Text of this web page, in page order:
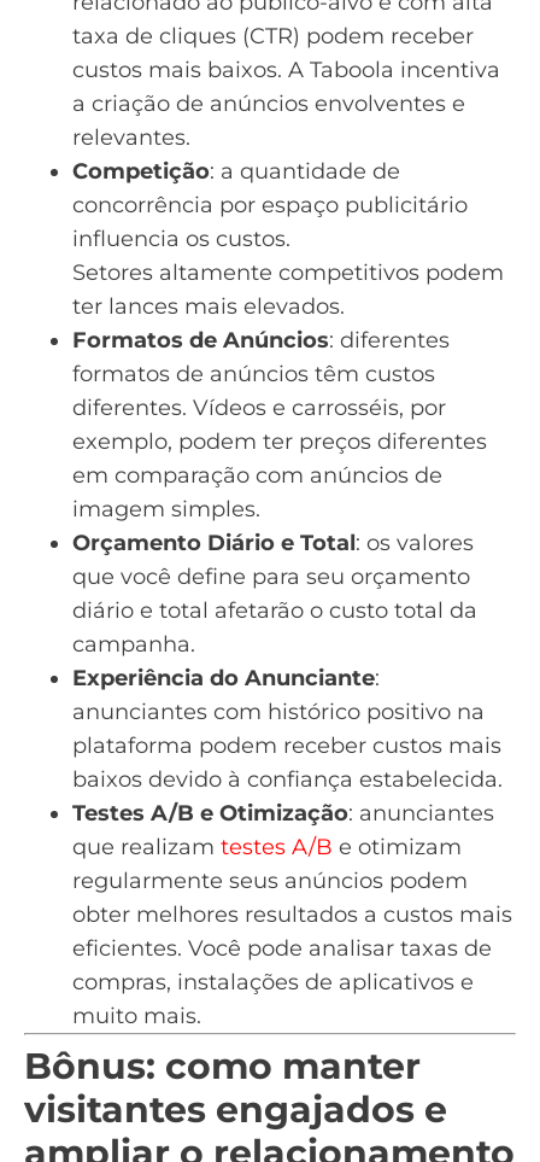
taxa de cliques (CTR) podem receber
custos mais baixos. A Taboola incentiva
a criação de anúncios envolventes e
relevantes.
Competição: a quantidade de
concorrência por espaço publicitário
influencia os custos.
Setores altamente competitivos podem
ter lances mais elevados.
Formatos de Anúncios: diferentes
formatos de anúncios têm custos
diferentes. Vídeos e carrosséis, por
exemplo, podem ter preços diferentes
em comparação com anúncios de
imagem simples.
Orçamento Diário e Total: os valores
que você define para seu orçamento
diário e total afetarão o custo total da
campanha.
Experiência do Anunciante:
anunciantes com histórico positivo na
plataforma podem receber custos mais
baixos devido à confiança estabelecida.
Testes A/B e Otimização: anunciantes
que realizam testes A/B e otimizam
regularmente seus anúncios podem
obter melhores resultados a custos mais
eficientes. Você pode analisar taxas de
compras, instalações de aplicativos e
muito mais.
Bônus: como manter
visitantes engajados e